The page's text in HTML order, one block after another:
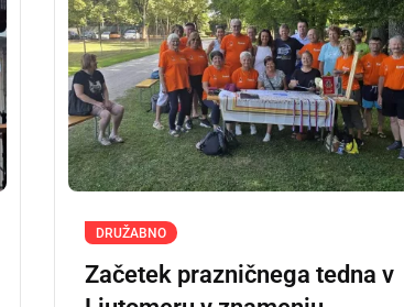
DRUŽABNO
Začetek prazničnega tedna v